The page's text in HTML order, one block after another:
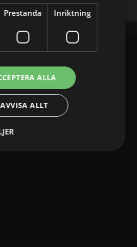
Prestanda Inriktning
ALLA
AVVISA ALLT